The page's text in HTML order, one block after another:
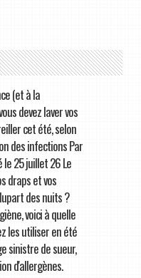
(et à la
devez laver vos
cet été, selon
des infections Par
le 25 juillet 26 Le
draps et vos
des nuits ?
voici à quelle
les utiliser en été
sinistre de sueur,
d'allergènes.